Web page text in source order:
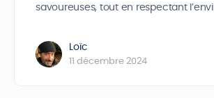
savoureuses, tout en respectant
Loïc
11 décembre 2024